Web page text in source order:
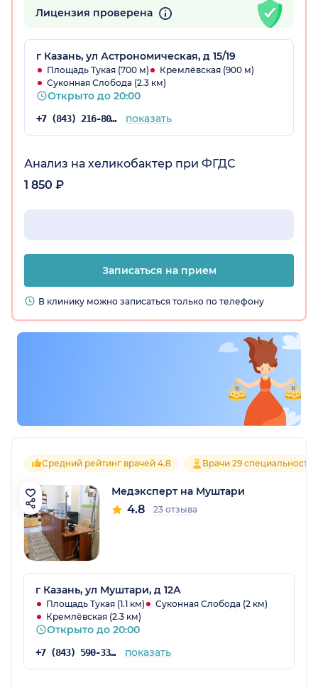
Лицензия проверена
г Казань, ул Астрономическая, д 15/19
Площадь Тукая (700 м)
Кремлёвская (900 м)
Суконная Слобода (2.3 км)
Открыто до 20:00
+7 (843) 216-80-34 показать
Анализ на хеликобактер при ФГДС
1 850 ₽
Записаться на прием
В клинику можно записаться только по телефону
Средний рейтинг врачей 4.8 Врачи 29
Медэксперт на Муштари
4.8 23 отзыва
г Казань, ул Муштари, д 12А
Площадь Тукая (1.1 км)
Суконная Слобода (2 км)
Кремлёвская (2.3 км)
Открыто до 20:00
+7 (843) 590-33-33 показать